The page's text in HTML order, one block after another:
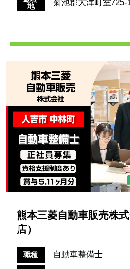
地
菊池郡大津町室725-
熊本三菱自動車販売株
店）
職種 自動車整備士